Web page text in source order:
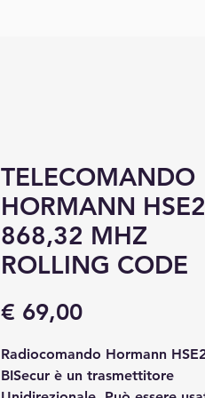
TELECOMANDO
HORMANN
868,32 MHZ
ROLLING CODE
€ 69,00Preço
Radiocomando Hormann
BISecur è un trasmettitore